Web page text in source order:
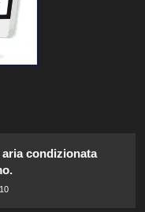
condizionata